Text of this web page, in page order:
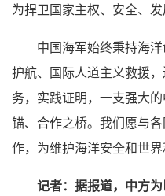
为捍卫国家主权、安全、
中国海军始终秉持海
护航、国际人道主义救援
务，实践证明，一支强大
锚、合作之桥。我们愿与
作，为维护海洋安全和世界
记者：据报道，中方